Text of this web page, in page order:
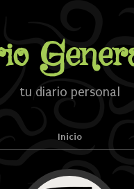
tu diario personal
Inicio